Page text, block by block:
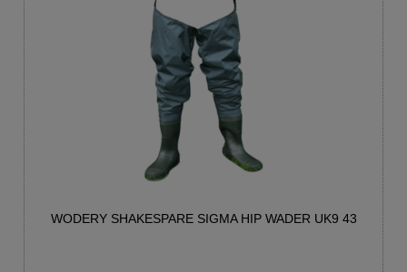
WODERY SHAKESPARE SIGMA HIP WADER UK9 43